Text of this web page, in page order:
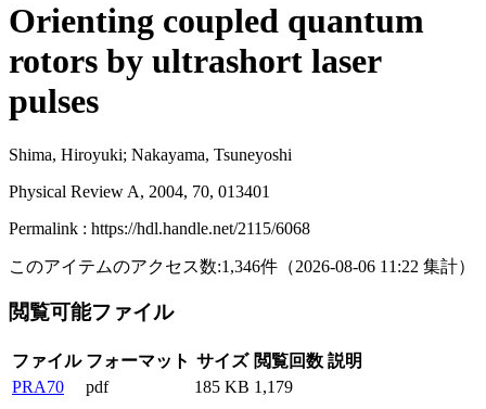
Orienting coupled quantum
rotors by ultrashort laser
pulses
Shima, Hiroyuki; Nakayama, Tsuneyoshi
Physical Review A, 2004, 70, 013401
Permalink : https://hdl.handle.net/2115/6068
このアイテムのアクセス数:1,346件 （2026-08-06 11:22 集計）
閲覧可能ファイル
ファイル フォーマット サイズ 閲覧回数 説明
PRA70
pdf 185 KB 1,179